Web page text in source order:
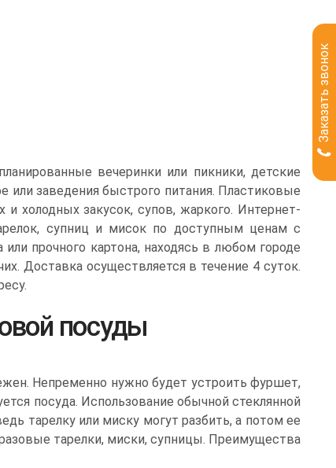
вечеринки или пикники, детские
или заведения быстрого питания. Пластиковые
холодных закусок, супов, жаркого. Интернет-
супниц и мисок по доступным ценам с
прочного картона, находясь в любом городе
Доставка осуществляется в течение 4 суток.
посуды
Непременно нужно будет устроить фуршет,
посуда. Использование обычной стеклянной
тарелку или миску могут разбить, а потом ее
тарелки, миски, супницы. Преимущества
Заказать звонок